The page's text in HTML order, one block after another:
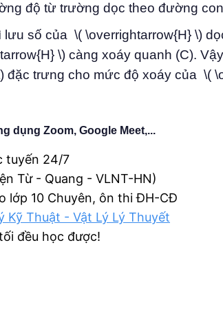
độ từ trường dọc theo đường
số của \( \overrightarrow{H} \)
\) càng xoáy quanh (C).
đặc trưng cho mức độ xoáy của \(
dụng Zoom, Google Meet,...
tuyến 24/7
Từ - Quang - VLNT-HN)
lớp 10 Chuyên, ôn thi ĐH-CĐ
Kỹ Thuật - Vật Lý Lý Thuyết
đều học được!